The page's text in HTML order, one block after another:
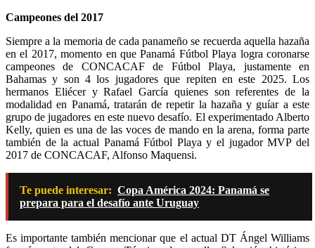
Campeones del 2017
Siempre a la memoria de cada panameño se recuerda aquella hazaña
en el 2017, momento en que Panamá Fútbol Playa logra coronarse
campeones de CONCACAF de Fútbol Playa, justamente en
Bahamas y son 4 los jugadores que repiten en este 2025. Los
hermanos Eliécer y Rafael García quienes son referentes de la
modalidad en Panamá, tratarán de repetir la hazaña y guíar a este
grupo de jugadores en este nuevo desafío. El experimentado Alberto
Kelly, quien es una de las voces de mando en la arena, forma parte
también de la actual Panamá Fútbol Playa y el jugador MVP del
2017 de CONCACAF, Alfonso Maquensi.
Te puede interesar: Copa América 2024: Panamá se
prepara para el desafío ante Uruguay
Es importante también mencionar que el actual DT Ángel Williams